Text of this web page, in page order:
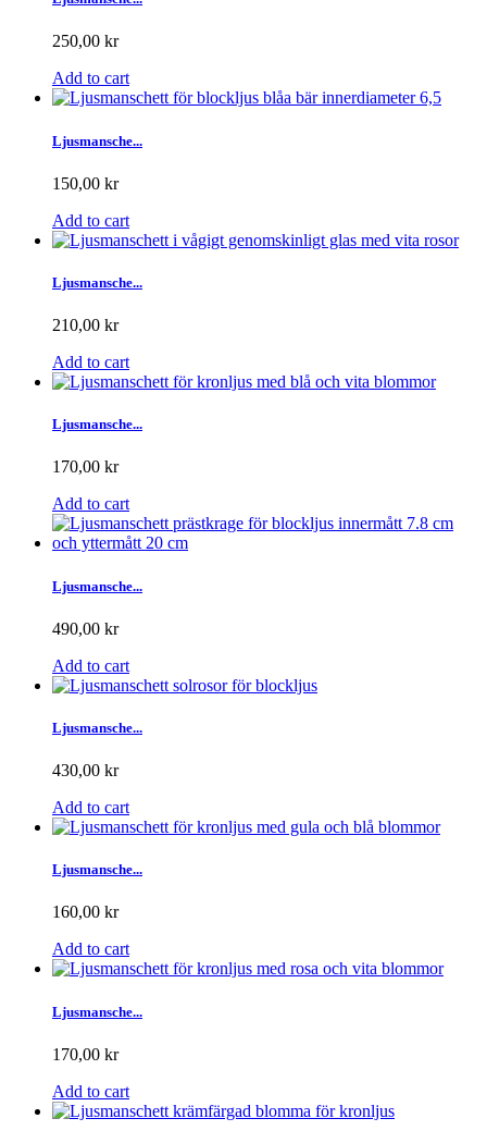
250,00 kr
Add to cart
Ljusmansche...
150,00 kr
Add to cart
Ljusmansche...
210,00 kr
Add to cart
Ljusmansche...
170,00 kr
Add to cart
Ljusmansche...
490,00 kr
Add to cart
Ljusmansche...
430,00 kr
Add to cart
Ljusmansche...
160,00 kr
Add to cart
Ljusmansche...
170,00 kr
Add to cart